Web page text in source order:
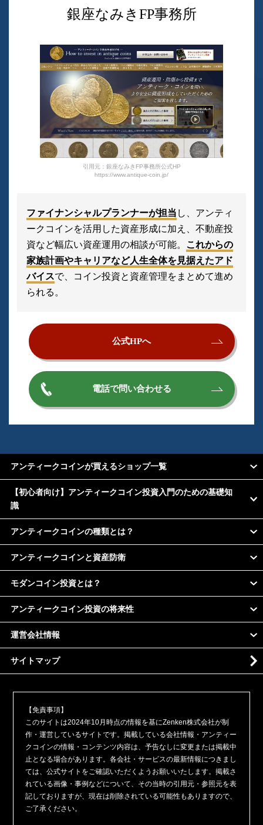
銀座なみきFP事務所
引用元：銀座なみきFP事務所公式HP
https://www.antique-coin.jp/
ファイナンシャルプランナーが担当 し、アンティ
ークコインを活用した資産形成に加え、不動産投
資など幅広い資産運用の相談が可能。
これからの
家族計画やキャリアなど人生全体を見据えたアド
バイスで、コイン投資と資産管理をまとめて進め
られる。
公式HPへ
電話で問い合わせる
アンティークコインが買えるショップ一覧
【初心者向け】アンティークコイン投資入門のための基礎知
識
アンティークコインの種類とは？
アンティークコインと資産防衛
モダンコイン投資とは？
アンティークコイン投資の将来性
運営会社情報
サイトマップ
【免責事項】
このサイトは2024年10月時点の情報を基にZenken株式会社が制
作・運営しているサイトです。掲載している会社情報・アンティー
クコインの情報・コンテンツ内容は、予告なしに変更または掲載中
止となる場合があります。各会社・サービスの最新情報につきまし
ては、公式サイトをご確認いただくようお願いいたします。掲載さ
れている画像・事例などについて、その当時の引用元・参照元を表
記しておりますが、現在は削除されている可能性もありますので、
ご了承ください。